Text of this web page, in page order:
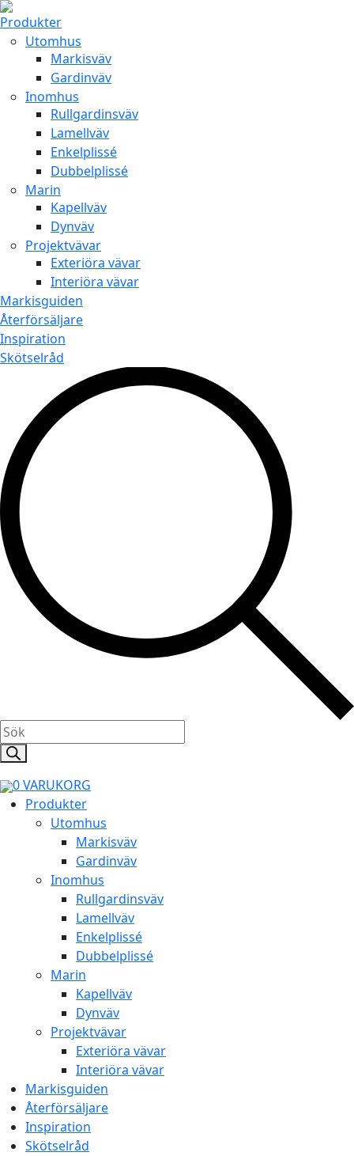
Produkter
Utomhus
Markisväv
Gardinväv
Inomhus
Rullgardinsväv
Lamellväv
Enkelplissé
Dubbelplissé
Marin
Kapellväv
Dynväv
Projektvävar
Exteriöra vävar
Interiöra vävar
Markisguiden
Återförsäljare
Inspiration
Skötselråd
Products
search
0VARUKORG
Produkter
Utomhus
Markisväv
Gardinväv
Inomhus
Rullgardinsväv
Lamellväv
Enkelplissé
Dubbelplissé
Marin
Kapellväv
Dynväv
Projektvävar
Exteriöra vävar
Interiöra vävar
Markisguiden
Återförsäljare
Inspiration
Skötselråd